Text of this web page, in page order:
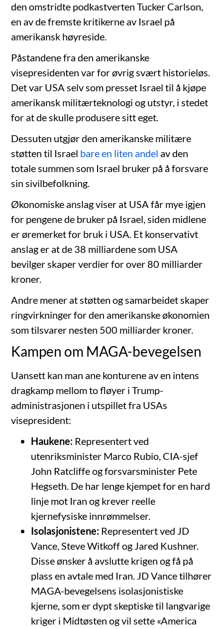
den omstridte podkastverten Tucker Carlson,
en av de fremste kritikerne av Israel på
amerikansk høyreside.
Påstandene fra den amerikanske
visepresidenten var for øvrig svært historieløs.
Det var USA selv som presset Israel til å kjøpe
amerikansk militærteknologi og utstyr, i stedet
for at de skulle produsere sitt eget.
Dessuten utgjør den amerikanske militære
støtten til Israel bare en liten andel av den
totale summen som Israel bruker på å forsvare
sin sivilbefolkning.
Økonomiske anslag viser at USA får mye igjen
for pengene de bruker på Israel, siden midlene
er øremerket for bruk i USA. Et konservativt
anslag er at de 38 milliardene som USA
bevilger skaper verdier for over 80 milliarder
kroner.
Andre mener at støtten og samarbeidet skaper
ringvirkninger for den amerikanske økonomien
som tilsvarer nesten 500 milliarder kroner.
Kampen om MAGA-bevegelsen
Uansett kan man ane konturene av en intens
dragkamp mellom to fløyer i Trump-
administrasjonen i utspillet fra USAs
visepresident:
Haukene: Representert ved
utenriksminister Marco Rubio, CIA-sjef
John Ratcliffe og forsvarsminister Pete
Hegseth. De har lenge kjempet for en hard
linje mot Iran og krever reelle
kjernefysiske innrømmelser.
Isolasjonistene: Representert ved JD
Vance, Steve Witkoff og Jared Kushner.
Disse ønsker å avslutte krigen og få på
plass en avtale med Iran. JD Vance tilhører
MAGA-bevegelsens isolasjonistiske
kjerne, som er dypt skeptiske til langvarige
kriger i Midtøsten og vil sette «America